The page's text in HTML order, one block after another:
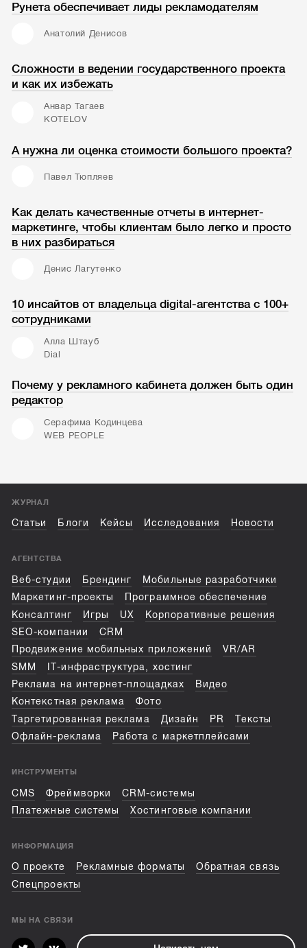
Рунета обеспечивает лиды рекламодателям
Анатолий Денисов
Сложности в ведении государственного проекта
и как их избежать
Анвар Тагаев
KOTELOV
А нужна ли оценка стоимости большого проекта?
Павел Тюпляев
Как делать качественные отчеты в интернет-
маркетинге, чтобы клиентам было легко и просто
в них разбираться
Денис Лагутенко
10 инсайтов от владельца digital-агентства с 100+
сотрудниками
Алла Штауб
Dial
Почему у рекламного кабинета должен быть один
редактор
Серафима Кодинцева
WEB PEOPLE
ЖУРНАЛ
Статьи Блоги Кейсы Исследования Новости
АГЕНТСТВА
Веб-студии Брендинг
Мобильные разработчики
Маркетинг-проекты
Программное обеспечение
Консалтинг
Игры UX
Корпоративные решения
SEO-компании
CRM
Продвижение мобильных приложений
VR/AR
SMM
IT-инфраструктура, хостинг
Реклама на интернет-площадках
Видео
Контекстная реклама
Фото
Таргетированная реклама
Дизайн PR
Тексты
Офлайн-реклама
Работа с маркетплейсами
ИНСТРУМЕНТЫ
CMS Фреймворки
CRM-системы
Платежные системы
Хостинговые компании
ИНФОРМАЦИЯ
О проекте Рекламные форматы
Обратная связь
Спецпроекты
МЫ НА СВЯЗИ